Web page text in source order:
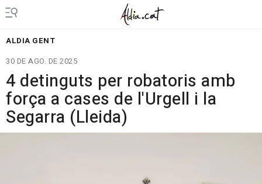
ALDIA GENT
30 DE AGO. DE 2025
4 detinguts per robatoris amb
força a cases de l'Urgell i la
Segarra (Lleida)